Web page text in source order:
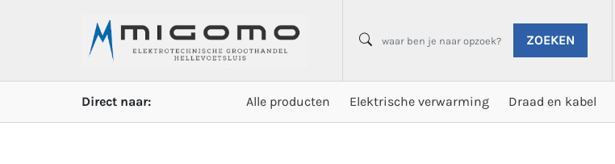
ZOEKEN
Direct naar: Alle producten Elektrische verwarming Draad en kabel